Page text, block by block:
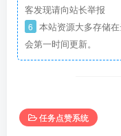
客发现请向站长举报
6 本站资源大多存储
会第一时间更新。
任务点赞系统